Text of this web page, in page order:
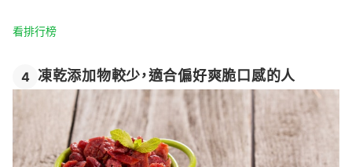
看排行榜
4 凍乾添加物較少，適合偏好爽脆口感的人